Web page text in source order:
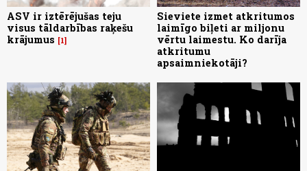
ASV ir iztērējušas teju
visus tāldarbības raķešu
krājumus
1
Sieviete izmet atkritumos
laimīgo biļeti ar miljonu
vērtu laimestu. Ko darīja
atkritumu
apsaimniekotāji?